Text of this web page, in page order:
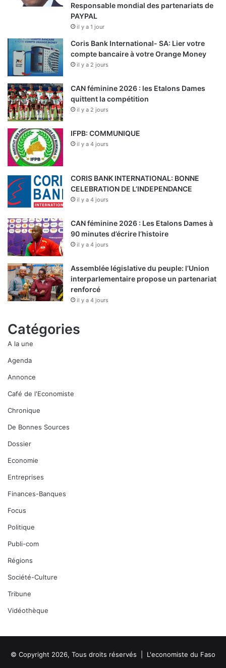
Responsable mondial des partenariats de
PAYPAL
il y a 1 jour
Coris Bank International- SA: Lier votre
compte bancaire à votre Orange Money
il y a 2 jours
CAN féminine 2026 : les Etalons Dames
quittent la compétition
il y a 2 jours
IFPB: COMMUNIQUE
il y a 4 jours
CORIS BANK INTERNATIONAL: BONNE
CELEBRATION DE L’INDEPENDANCE
il y a 4 jours
CAN féminine 2026 : Les Etalons Dames à
90 minutes d’écrire l’histoire
il y a 4 jours
Assemblée législative du peuple: l’Union
interparlementaire propose un partenariat
renforcé
il y a 4 jours
Catégories
A la une
Agenda
Annonce
Café de l'Economiste
Chronique
De Bonnes Sources
Dossier
Economie
Entreprises
Finances-Banques
Focus
Politique
Publi-com
Régions
Société-Culture
Tribune
Vidéothèque
© Copyright 2026, Tous droits réservés | L'economiste du Faso